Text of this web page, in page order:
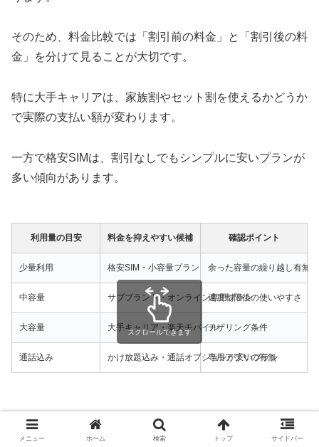
そのため、料金比較では「割引前の料金」と「割引後の料
金」を分けて見ることが大切です。
特に大手キャリアは、家族割やセット割を使えるかどうか
で実際の支払い額が変わります。
一方で格安SIMは、割引なしでもシンプルに安いプランが
多い傾向があります。
利用量の目安 料金を抑えやすい候補 確認ポイント
少量利用 格安SIM・小容量プラン 余った容量の繰り越し有無
中容量 サブブランド・オンライン専用プラン速度制限後の使いやすさ
大容量 大手キャリア・楽天モバイルテザリング条件
通話込み かけ放題込み・通話オプションが安いプラン
専用アプリの有無
スクロールできます
料金を比較するときは、月額料金だけでなく「1年間でい
くら違うか」も見ると判断しやすくなります。
メニュー ホーム 検索 トップ サイドバー